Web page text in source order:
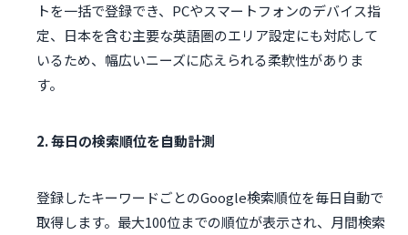
トを一括で登録でき、PCやスマートフォンのデバイス指
定、日本を含む主要な英語圏のエリア設定にも対応して
いるため、幅広いニーズに応えられる柔軟性がありま
す。
2. 毎日の検索順位を自動計測
登録したキーワードごとのGoogle検索順位を毎日自動で
取得します。最大100位までの順位が表示され、月間検索